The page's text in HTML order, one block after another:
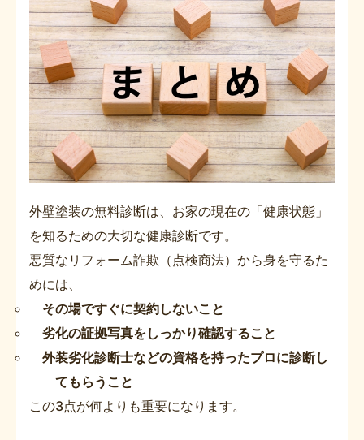
外壁塗装の無料診断は、お家の現在の「健康状態」
を知るための大切な健康診断です。
悪質なリフォーム詐欺（点検商法）から身を守るた
めには、
その場ですぐに契約しないこと
劣化の証拠写真をしっかり確認すること
外装劣化診断士などの資格を持ったプロに診断し
てもらうこと
この3点が何よりも重要になります。